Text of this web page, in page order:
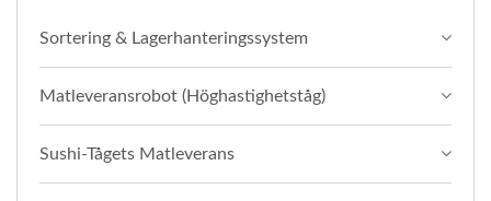
Sortering & Lagerhanteringssystem
Matleveransrobot (Höghastighetståg)
Sushi-Tågets Matleverans